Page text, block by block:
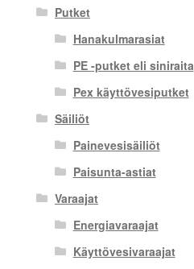
Putket
Hanakulmarasiat
PE -putket eli siniraita
Pex käyttövesiputket
Säiliöt
Painevesisäiliöt
Paisunta-astiat
Varaajat
Energiavaraajat
Käyttövesivaraajat